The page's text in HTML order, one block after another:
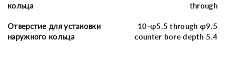
кольца
through
Отверстие для установки
наружного кольца
10-φ5.5 through φ9.5
counter bore depth 5.4